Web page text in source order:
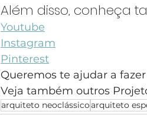
Além disso, conheça
Youtube
Instagram
Pinterest
Queremos te ajudar a
Veja também outros
arquiteto neoclássicoarquiteto